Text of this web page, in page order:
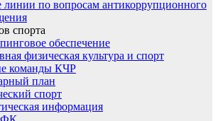
по вопросам антикоррупционного
спорта
обеспечение
физическая культура и спорт
команды КЧР
план
спорт
информация